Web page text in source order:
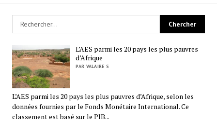
L’AES parmi les 20 pays les plus pauvres
d’Afrique
PAR VALAIRE S
L’AES parmi les 20 pays les plus pauvres d’Afrique, selon les
données fournies par le Fonds Monétaire International. Ce
classement est basé sur le PIB...